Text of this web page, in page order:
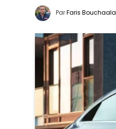
ParFaris Bouchaala
© Mercedes-Benz